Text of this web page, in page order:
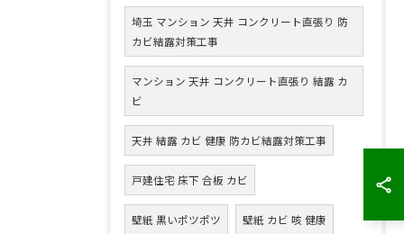
埼玉 マンション 天井 コンクリート直張り 防
カビ結露対策工事
マンション 天井 コンクリート直張り 結露 カ
ビ
天井 結露 カビ 健康 防カビ結露対策工事
戸建住宅 床下 合板 カビ
壁紙 黒いポツポツ 壁紙 カビ 咳 健康